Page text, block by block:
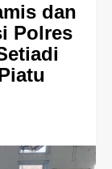
dan
Polres